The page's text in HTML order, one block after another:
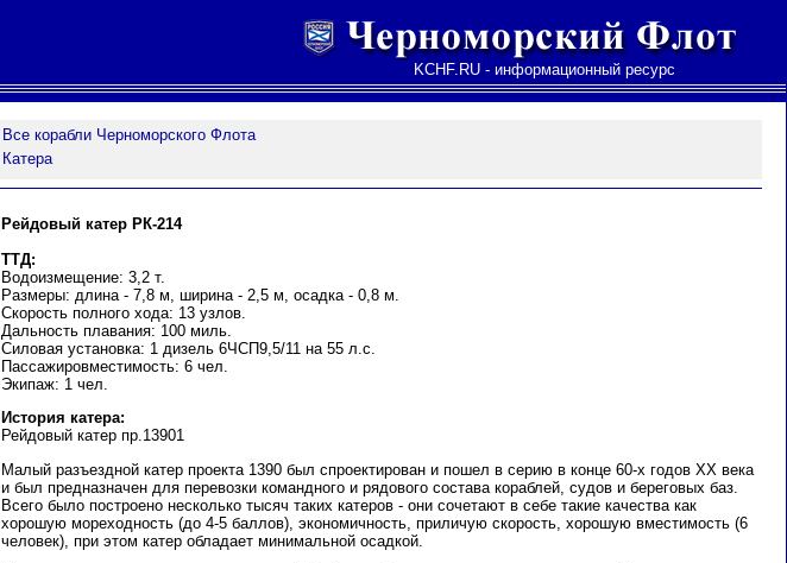
KCHF.RU - информационный ресурс
Все корабли Черноморского Флота
Катера
Рейдовый катер РК-214
ТТД:
Водоизмещение: 3,2 т.
Размеры: длина - 7,8 м, ширина - 2,5 м, осадка - 0,8 м.
Скорость полного хода: 13 узлов.
Дальность плавания: 100 миль.
Силовая установка: 1 дизель 6ЧСП9,5/11 на 55 л.с.
Пассажировместимость: 6 чел.
Экипаж: 1 чел.
История катера:
Рейдовый катер пр.13901
Малый разъездной катер проекта 1390 был спроектирован и пошел в серию в конце 60-х годов ХХ века
и был предназначен для перевозки командного и рядового состава кораблей, судов и береговых баз.
Всего было построено несколько тысяч таких катеров - они сочетают в себе такие качества как
хорошую мореходность (до 4-5 баллов), экономичность, приличую скорость, хорошую вместимость (6
человек), при этом катер обладает минимальной осадкой.